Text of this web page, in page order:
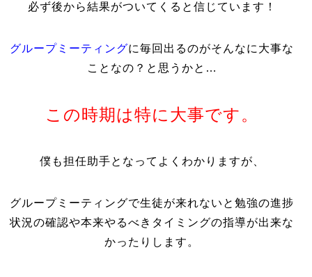
必ず後から結果がついてくると信じています！
グループミーティングに毎回出るのがそんなに大事な
ことなの？と思うかと…
この時期は特に大事です。
僕も担任助手となってよくわかりますが、
グループミーティングで生徒が来れないと勉強の進捗
状況の確認や本来やるべきタイミングの指導が出来な
かったりします。